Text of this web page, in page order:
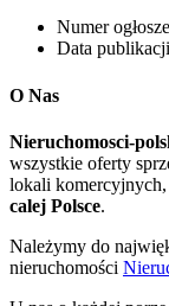
Numer
Data
O Nas
Nieruchomosci-
wszystkie oferty
lokali
calej Polsce.
Należymy do
nieruchomości